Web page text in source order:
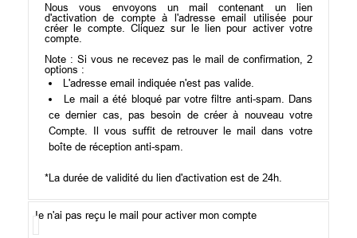
Nous vous envoyons un mail contenant un lien
d'activation de compte à l'adresse email utilisée pour
créer le compte. Cliquez sur le lien pour activer votre
compte.
Note : Si vous ne recevez pas le mail de confirmation, 2
options :
L'adresse email indiquée n'est pas valide.
Le mail a été bloqué par votre filtre anti-spam. Dans
ce dernier cas, pas besoin de créer à nouveau votre
Compte. Il vous suffit de retrouver le mail dans votre
boîte de réception anti-spam.
*La durée de validité du lien d'activation est de 24h.
Je n'ai pas reçu le mail pour activer mon compte